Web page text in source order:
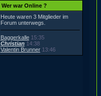
Wer war Online ?
Heute waren 3 Mitglieder im
Forum unterwegs.
Baggerkalle 15:35
Christian 14:38
Valentin Brunner 13:46